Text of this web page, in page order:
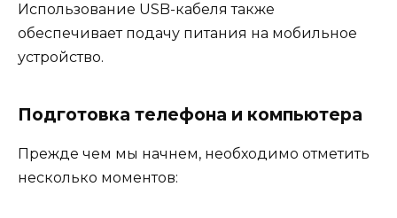
Использование USB-кабеля также
обеспечивает подачу питания на мобильное
устройство.
Подготовка телефона и компьютера
Прежде чем мы начнем, необходимо отметить
несколько моментов: